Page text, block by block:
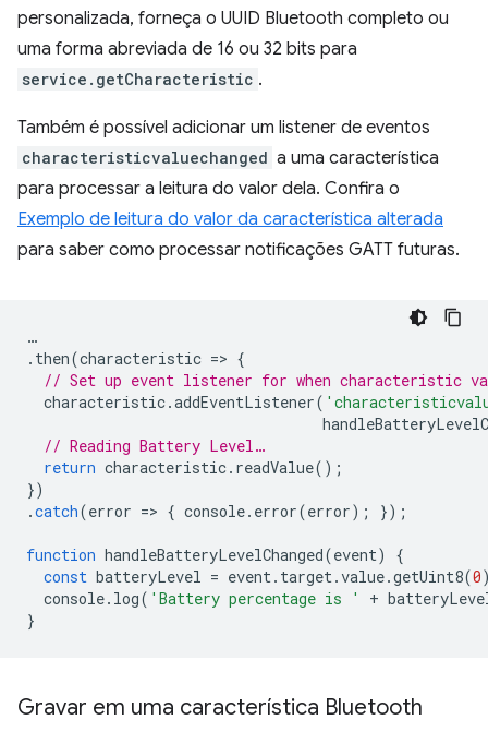
personalizada, forneça o UUID Bluetooth completo ou
uma forma abreviada de 16 ou 32 bits para
service.getCharacteristic .
Também é possível adicionar um listener de eventos
characteristicvaluechanged a uma característica
para processar a leitura do valor dela. Confira o
Exemplo de leitura do valor da característica alterada
para saber como processar notificações GATT futuras.
…
. then(characteristic => {
// Set up event listener for when characteristic
characteristic.addEventListener(
// Reading Battery Level…
return characteristic. readValue();
})
.catch(error => { console. error(error); });
function handleBatteryLevelChanged(event)
{
const batteryLevel = event. target.value.getUint8(0
console. log( 'Battery percentage is ' +
}
Gravar em uma característica Bluetooth